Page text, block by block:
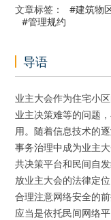
文章标签： #建筑物
#管理规约
导语
业主大会作为住宅小
业主决策难等的问题
用。随着信息技术的
事务治理中成为业主
共决策平台和民间自
放业主大会的法律定
合理注意网络安全的
应当是依托民间网络